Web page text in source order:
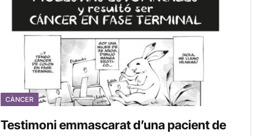
CÀNCER
Testimoni emmascarat d’una pacient de